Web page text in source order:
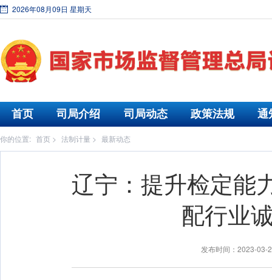
2026年08月09日 星期天
首页 司局介绍 司局动态 政策法规 通
你的位置: 首页 > 法制计量 > 最新动态
辽宁：提升检定能
配行业
发布时间：2023-